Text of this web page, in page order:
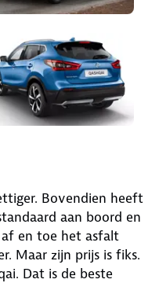
Bovendien heeft
aan boord en
af en toe het asfalt
Maar zijn prijs is fiks.
Dat is de beste